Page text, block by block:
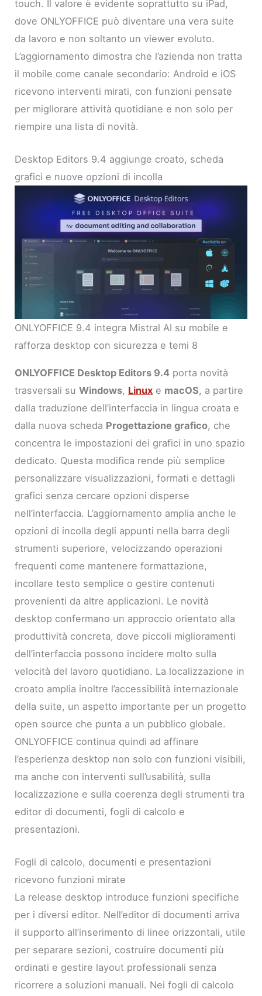
touch. Il valore è evidente soprattutto su iPad,
dove ONLYOFFICE può diventare una vera suite
da lavoro e non soltanto un viewer evoluto.
L’aggiornamento dimostra che l’azienda non tratta
il mobile come canale secondario: Android e iOS
ricevono interventi mirati, con funzioni pensate
per migliorare attività quotidiane e non solo per
riempire una lista di novità.
Desktop Editors 9.4 aggiunge croato, scheda
grafici e nuove opzioni di incolla
ONLYOFFICE 9.4 integra Mistral AI su mobile e
rafforza desktop con sicurezza e temi 8
ONLYOFFICE Desktop Editors 9.4 porta novità
trasversali suWindows, Linux e macOS, a partire
dalla traduzione dell’interfaccia in lingua croata e
dalla nuova scheda Progettazione grafico, che
concentra le impostazioni dei grafici in uno spazio
dedicato. Questa modifica rende più semplice
personalizzare visualizzazioni, formati e dettagli
grafici senza cercare opzioni disperse
nell’interfaccia. L’aggiornamento amplia anche le
opzioni di incolla degli appunti nella barra degli
strumenti superiore, velocizzando operazioni
frequenti come mantenere formattazione,
incollare testo semplice o gestire contenuti
provenienti da altre applicazioni. Le novità
desktop confermano un approccio orientato alla
produttività concreta, dove piccoli miglioramenti
dell’interfaccia possono incidere molto sulla
velocità del lavoro quotidiano. La localizzazione in
croato amplia inoltre l’accessibilità internazionale
della suite, un aspetto importante per un progetto
open source che punta a un pubblico globale.
ONLYOFFICE continua quindi ad affinare
l’esperienza desktop non solo con funzioni visibili,
ma anche con interventi sull’usabilità, sulla
localizzazione e sulla coerenza degli strumenti tra
editor di documenti, fogli di calcolo e
presentazioni.
Fogli di calcolo, documenti e presentazioni
ricevono funzioni mirate
La release desktop introduce funzioni specifiche
per i diversi editor. Nell’editor di documenti arriva
il supporto all’inserimento di linee orizzontali, utile
per separare sezioni, costruire documenti più
ordinati e gestire layout professionali senza
ricorrere a soluzioni manuali. Nei fogli di calcolo